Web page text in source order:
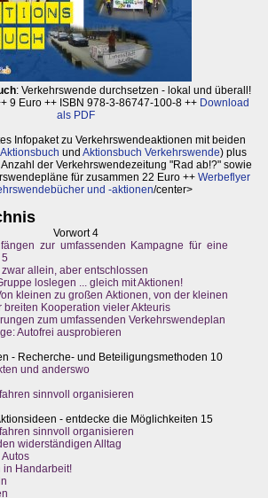
: Verkehrswende durchsetzen - lokal und überall!
9 Euro ++ ISBN 978-3-86747-100-8 ++ Download
als PDF
Infopaket zu Verkehrswendeaktionen mit beiden
undAktionsbuch Verkehrswende) plus
der Verkehrswendezeitung "Rad ab!?" sowie
für zusammen 22 Euro ++ Werbeflyer
und -aktionen/center>
Vorwort 4
zur umfassenden Kampagne für eine
allein, aber entschlossen
loslegen ... gleich mit Aktionen!
kleinen zu großen Aktionen, von der kleinen
breiten Kooperation vieler Akteuris
zum umfassenden Verkehrswendeplan
Autofrei ausprobieren
- Recherche- und Beteiligungsmethoden 10
und anderswo
sinnvoll organisieren
- entdecke die Möglichkeiten 15
sinnvoll organisieren
widerständigen Alltag
in Handarbeit!